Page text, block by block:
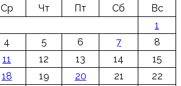
Ср Чт Пт Сб
Вс
1
4 5 6 7
8
11 12 13 14
15
18 19 20 21
22